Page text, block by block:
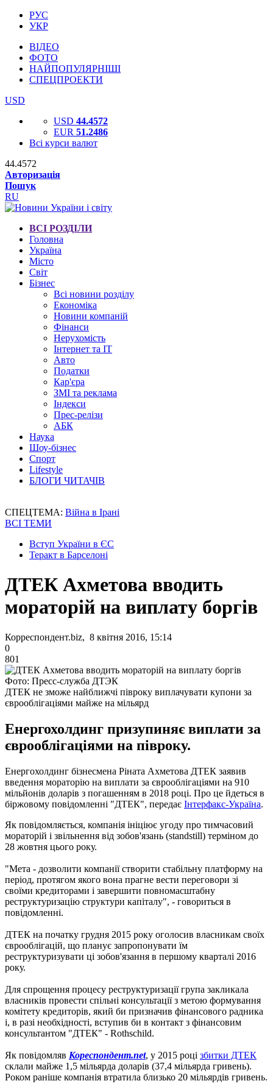
РУС
УКР
ВІДЕО
ФОТО
НАЙПОПУЛЯРНІШІ
СПЕЦПРОЕКТИ
USD
USD 44.4572
EUR 51.2486
Всі курси валют
44.4572
Авторизація
Пошук
RU
ВСІ РОЗДІЛИ
Головна
Україна
Місто
Світ
Бізнес
Всі новини розділу
Економіка
Новини компаній
Фінанси
Нерухомість
Інтернет та IT
Авто
Податки
Кар'єра
ЗМІ та реклама
Індекси
Прес-релізи
АБК
Наука
Шоу-бізнес
Спорт
Lifestyle
БЛОГИ ЧИТАЧІВ
СПЕЦТЕМА: Війна в Ірані
ВСІ ТЕМИ
Вступ України в ЄС
Теракт в Барселоні
ДТЕК Ахметова вводить
мораторій на виплату боргів
Корреспондент.biz, 8 квітня 2016, 15:14
0
801
Фото: Пресс-служба ДТЭК
ДТЕК не зможе найближчі півроку виплачувати купони за
єврооблігаціями майже на мільярд
Енергохолдинг призупиняє виплати за
єврооблігаціями на півроку.
Енергохолдинг бізнесмена Ріната Ахметова ДТЕК заявив
введення мораторію на виплати за єврооблігаціями на 910
мільйонів доларів з погашенням в 2018 році. Про це йдеться в
біржовому повідомленні "ДТЕК", передає Інтерфакс-Україна.
Як повідомляється, компанія ініціює угоду про тимчасовий
мораторій і звільнення від зобов'язань (standstill) терміном до
28 жовтня цього року.
"Мета - дозволити компанії створити стабільну платформу на
період, протягом якого вона прагне вести переговори зі
своїми кредиторами і завершити повномасштабну
реструктуризацію структури капіталу", - говориться в
повідомленні.
ДТЕК на початку грудня 2015 року оголосив власникам своїх
єврооблігацій, що планує запропонувати їм
реструктуризувати ці зобов'язання в першому кварталі 2016
року.
Для спрощення процесу реструктуризації група закликала
власників провести спільні консультації з метою формування
комітету кредиторів, який би призначив фінансового радника
і, в разі необхідності, вступив би в контакт з фінансовим
консультантом "ДТЕК" - Rothschild.
Як повідомляв Кореспондент.net, у 2015 році збитки ДТЕК
склали майже 1,5 мільярда доларів (37,4 мільярда гривень).
Роком раніше компанія втратила близько 20 мільярдів гривень.